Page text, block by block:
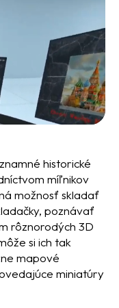
historické
míľnikov
možnosť skladať
poznávať
rôznorodých 3D
si ich tak
mapové
miniatúry